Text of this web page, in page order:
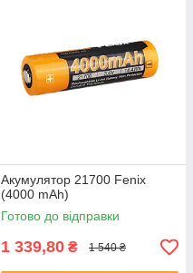
Акумулятор 21700 Fenix
(4000 mAh)
Готово до відправки
1 339,80 ₴ 1 540 ₴